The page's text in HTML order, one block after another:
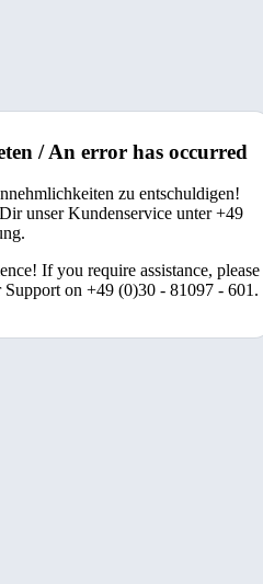
/ An error has occurred
zu entschuldigen!
unser Kundenservice unter +49
If you require assistance, please
on +49 (0)30 - 81097 - 601.